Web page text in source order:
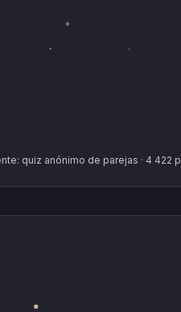
quiz anónimo de parejas · 4 422